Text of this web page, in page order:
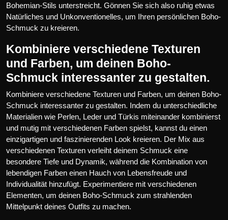
Bohemian-Stils unterstreicht. Gönnen Sie sich also ruhig etwas
Natürliches und Unkonventionelles, um Ihren persönlichen Boho-
Schmuck zu kreieren.
Kombiniere verschiedene Texturen
und Farben, um deinen Boho-
Schmuck interessanter zu gestalten.
Kombiniere verschiedene Texturen und Farben, um deinen Boho-
Schmuck interessanter zu gestalten. Indem du unterschiedliche
Materialien wie Perlen, Leder und Türkis miteinander kombinierst
und mutig mit verschiedenen Farben spielst, kannst du einen
einzigartigen und faszinierenden Look kreieren. Der Mix aus
verschiedenen Texturen verleiht deinem Schmuck eine
besondere Tiefe und Dynamik, während die Kombination von
lebendigen Farben einen Hauch von Lebensfreude und
Individualität hinzufügt. Experimentiere mit verschiedenen
Elementen, um deinen Boho-Schmuck zum strahlenden
Mittelpunkt deines Outfits zu machen.